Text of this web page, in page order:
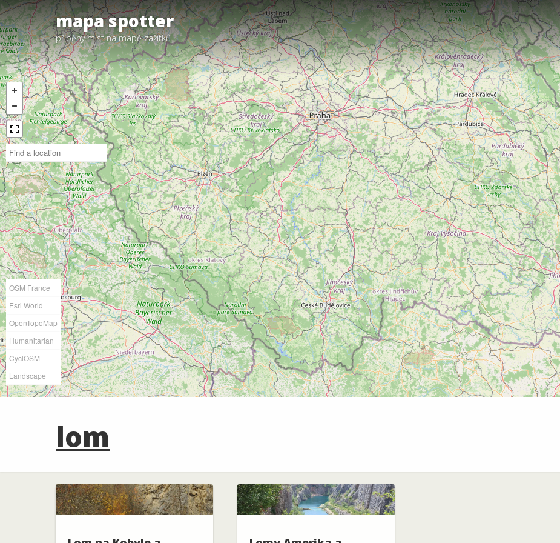
mapa spotter
příběhy míst na mapě zážitků
OSM France
Esri World
OpenTopoMap
Humanitarian
CyclOSM
Landscape
lom